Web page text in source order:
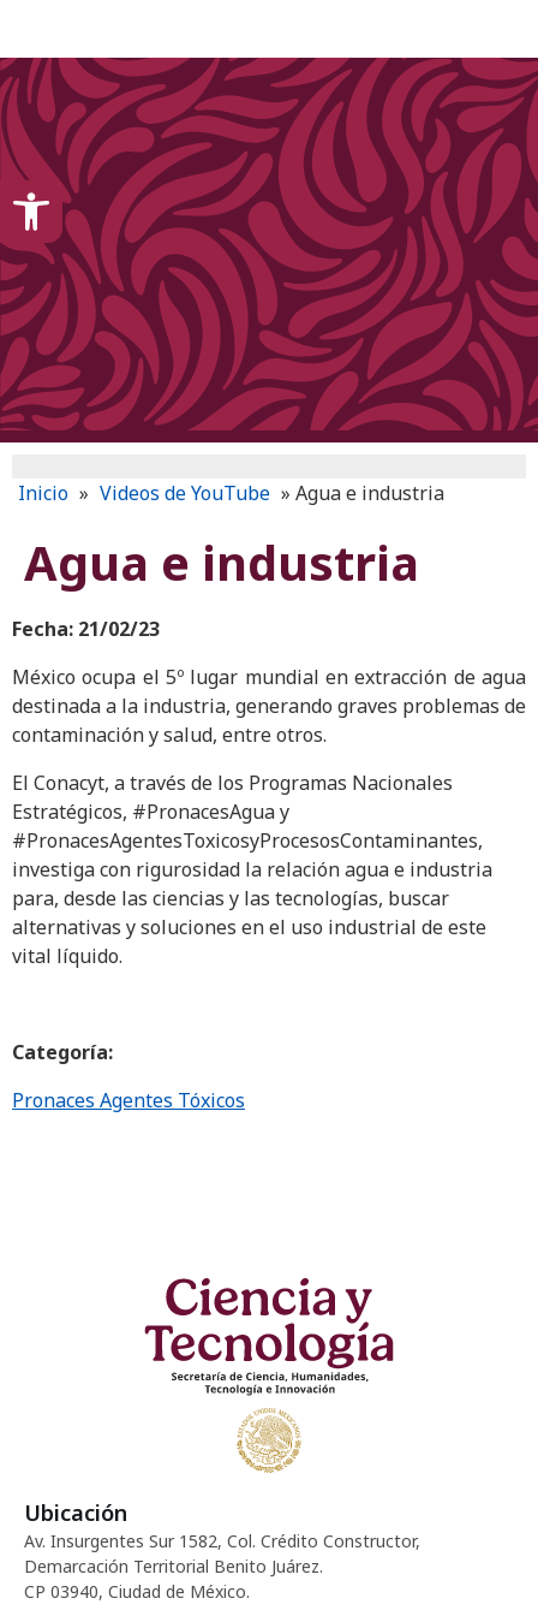
Inicio » Videos de YouTube » Agua e industria
Agua e industria
Fecha: 21/02/23
México ocupa el 5º lugar mundial en extracción de agua
destinada a la industria, generando graves problemas de
contaminación y salud, entre otros.
El Conacyt, a través de los Programas Nacionales
Estratégicos, #PronacesAgua y
#PronacesAgentesToxicosyProcesosContaminantes,
investiga con rigurosidad la relación agua e industria
para, desde las ciencias y las tecnologías, buscar
alternativas y soluciones en el uso industrial de este
vital líquido.
Categoría:
Pronaces Agentes Tóxicos
Ubicación
Av. Insurgentes Sur 1582, Col. Crédito Constructor,
Demarcación Territorial Benito Juárez.
CP 03940, Ciudad de México.
Open toolbar